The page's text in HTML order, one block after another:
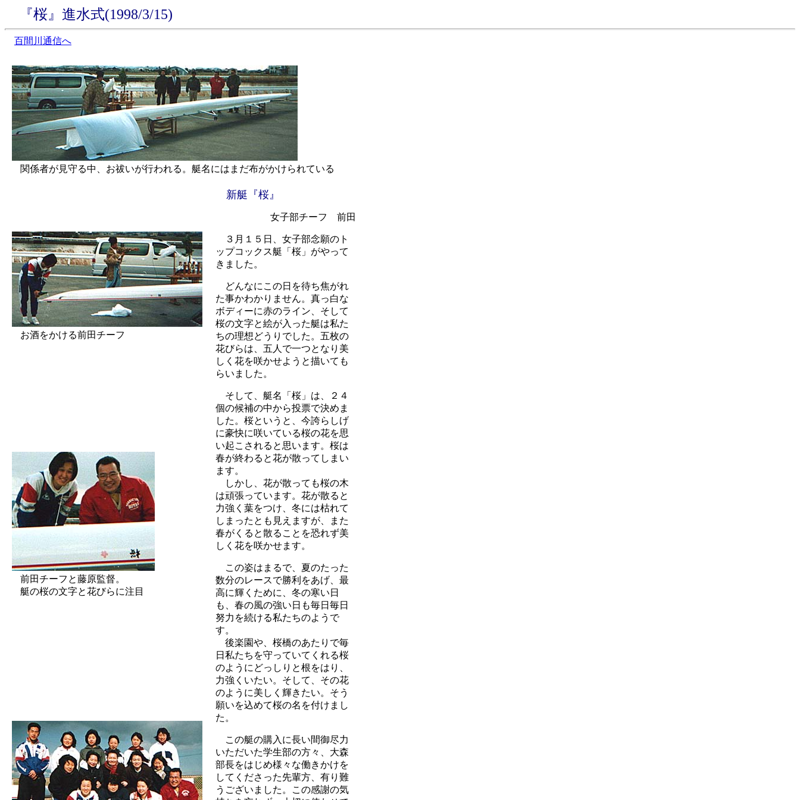
『桜』進水式(1998/3/15)
百間川通信へ
関係者が見守る中、お祓いが行われる。艇名にはまだ布がかけられている
お酒をかける前田チーフ
新艇『桜』
女子部チーフ 前田
３月１５日、女子部念願のト
ップコックス艇「桜」がやって
きました。
どんなにこの日を待ち焦がれ
た事かわかりません。真っ白な
ボディーに赤のライン、そして
桜の文字と絵が入った艇は私た
ちの理想どうりでした。五枚の
花びらは、五人で一つとなり美
しく花を咲かせようと描いても
らいました。
そして、艇名「桜」は、２４
個の候補の中から投票で決めま
した。桜というと、今誇らしげ
に豪快に咲いている桜の花を思
い起こされると思います。桜は
春が終わると花が散ってしまい
ます。
しかし、花が散っても桜の木
は頑張っています。花が散ると
力強く葉をつけ、冬には枯れて
しまったとも見えますが、また
春がくると散ることを恐れず美
しく花を咲かせます。
この姿はまるで、夏のたった
数分のレースで勝利をあげ、最
高に輝くために、冬の寒い日
も、春の風の強い日も毎日毎日
努力を続ける私たちのようで
す。
後楽園や、桜橋のあたりで毎
日私たちを守っていてくれる桜
のようにどっしりと根をはり、
力強くいたい。そして、その花
のように美しく輝きたい。そう
願いを込めて桜の名を付けまし
た。
この艇の購入に長い間御尽力
いただいた学生部の方々、大森
部長をはじめ様々な働きかけを
してくださった先輩方、有り難
うございました。この感謝の気
前田チーフと藤原監督。
艇の桜の文字と花びらに注目